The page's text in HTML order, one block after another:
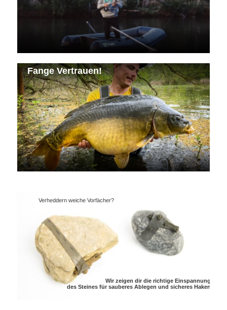
Fange Vertrauen!
Verheddern weiche Vorfächer?
Wir zeigen dir die richtige Einspannung
des Steines für sauberes Ablegen und sicheres Haken